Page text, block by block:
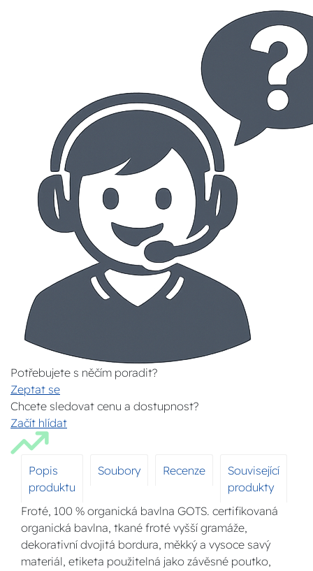
Potřebujete s něčím poradit?
Zeptat se
Chcete sledovat cenu a dostupnost?
Začít hlídat
Popis
produktu
Soubory Recenze
Související
produkty
Froté, 100 % organická bavlna GOTS. certifikovaná
organická bavlna, tkané froté vyšší gramáže,
dekorativní dvojitá bordura, měkký a vysoce savý
materiál, etiketa použitelná jako závěsné poutko,